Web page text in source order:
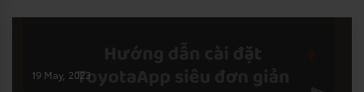
19 May, 2023